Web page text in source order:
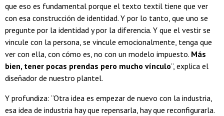
que eso es fundamental porque el texto textil tiene que ver
con esa construcción de identidad. Y por lo tanto, que uno se
pregunte por la identidad y por la diferencia. Y que el vestir se
vincule con la persona, se vincule emocionalmente, tenga que
ver con ella, con cómo es, no con un modelo impuesto. Más
bien, tener pocas prendas pero mucho vínculo”, explica el
diseñador de nuestro plantel.
Y profundiza: “Otra idea es empezar de nuevo con la industria,
esa idea de industria hay que repensarla, hay que reconfigurarla.